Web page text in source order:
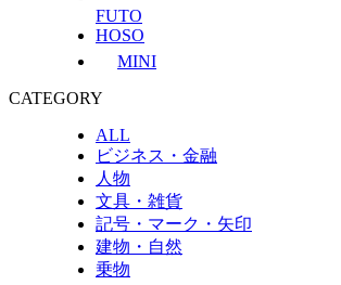
FUTO
HOSO
MINI
CATEGORY
ALL
ビジネス・金融
人物
文具・雑貨
記号・マーク・矢印
建物・自然
乗物